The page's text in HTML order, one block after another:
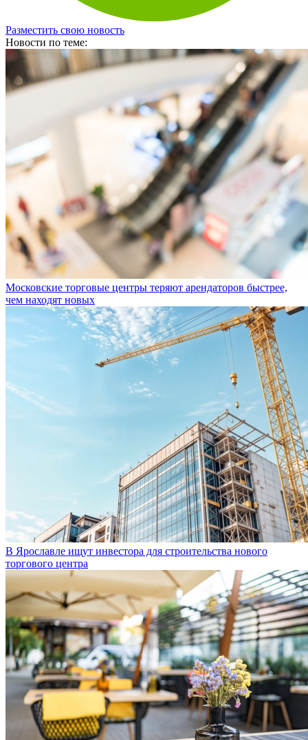
Разместить свою новость
Новости по теме:
Московские торговые центры теряют арендаторов быстрее,
чем находят новых
В Ярославле ищут инвестора для строительства нового
торгового центра